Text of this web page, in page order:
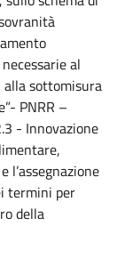
al
sottomisura
PNRR –
- Innovazione
l’assegnazione
termini per
della